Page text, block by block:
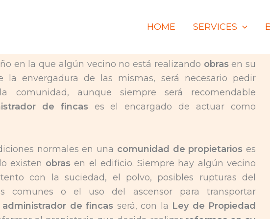
HOME SERVICES
en la que algún vecino no está realizando obrasen su
la envergadura de las mismas, será necesario pedir
aunque siempre será recomendable
de fincases el encargado de actuar como
normales en una comunidad de propietarios es
existen obras en el edificio. Siempre hay algún vecino
con la suciedad, el polvo, posibles rupturas del
comunes o el uso del ascensor para transportar
administrador de fincas será, con la Ley de Propiedad